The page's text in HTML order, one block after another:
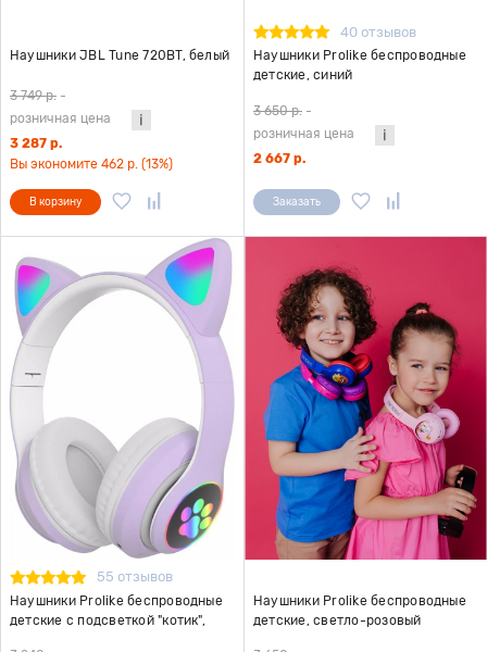
Наушники JBL Tune 720BT, белый
3 749 р. -
розничная цена
3 287 р.
Вы экономите 462 р. (13%)
В корзину
40 отзывов
Наушники Prolike беспроводные
детские, синий
3 650 р. -
розничная цена
2 667 р.
Заказать
55 отзывов
Наушники Prolike беспроводные
детские с подсветкой "котик",
Наушники Prolike беспроводные
детские, светло-розовый